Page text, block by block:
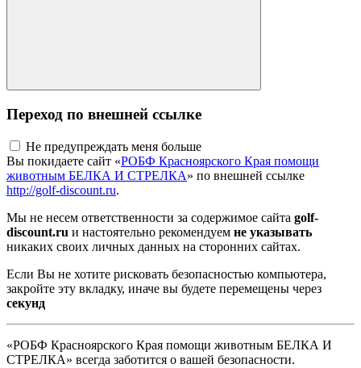
Переход по внешней ссылке
Не предупреждать меня больше
Вы покидаете сайт «РОБФ Красноярского Края помощи
животным БЕЛКА И СТРЕЛКА» по внешней ссылке
http://golf-discount.ru.
Мы не несем ответственности за содержимое сайта golf-
discount.ru и настоятельно рекомендуем не указывать
никаких своих личных данных на сторонних сайтах.
Если Вы не хотите рисковать безопасностью компьютера,
закройте эту вкладку, иначе вы будете перемещены через
секунд
«РОБФ Красноярского Края помощи животным БЕЛКА И
СТРЕЛКА» всегда заботится о вашей безопасности.